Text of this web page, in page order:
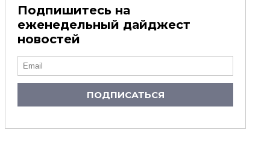
Подпишитесь на
еженедельный дайджест
новостей
ПОДПИСАТЬСЯ